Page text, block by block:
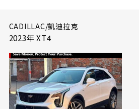
CADILLAC/凱迪拉克
2023年 XT4